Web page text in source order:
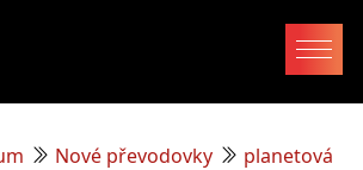
Nové převodovky
planetová